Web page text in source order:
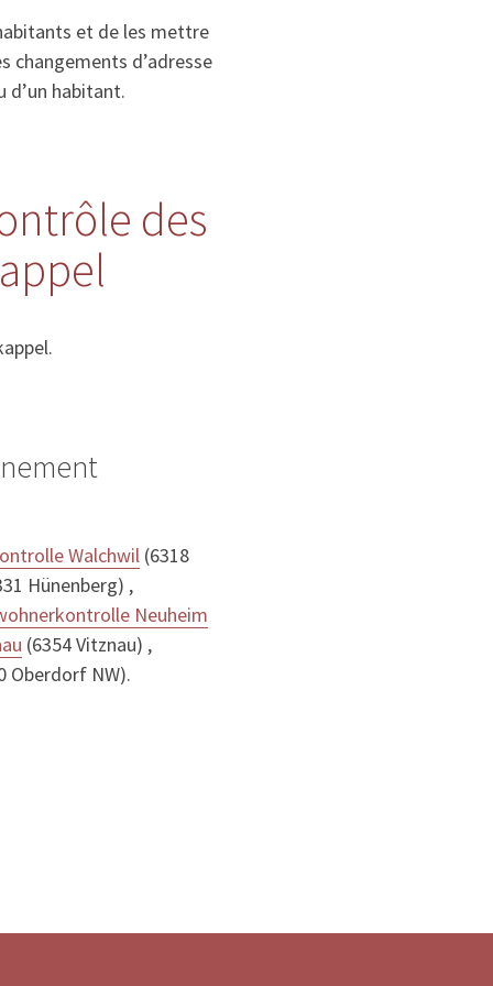
et de les mettre
changements d’adresse
d’un habitant.
des
Walchwil (6318
Hünenberg) ,
Neuheim
(6354 Vitznau) ,
Oberdorf NW).